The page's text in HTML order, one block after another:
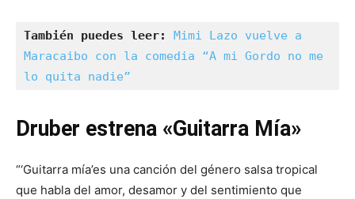
También puedes leer:
Mimi Lazo vuelve a
Maracaibo con la comedia “A mi Gordo no me
lo quita nadie”
Druber estrena «Guitarra Mía»
“‘Guitarra mía’es una canción del género salsa tropical
que habla del amor, desamor y del sentimiento que